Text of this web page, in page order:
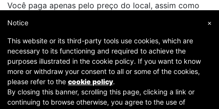
Você paga apenas pelo preço do local, assim como
×
Notice
This website or its third-party tools use cookies, which are
necessary to its functioning and required to achieve the
purposes illustrated in the cookie policy. If you want to know
more or withdraw your consent to all or some of the cookies,
please refer to the cookie policy.
By closing this banner, scrolling this page, clicking a link or
continuing to browse otherwise, you agree to the use of